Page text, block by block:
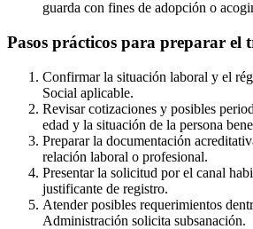
guarda con fines de adopción o
Pasos prácticos para preparar el
Confirmar la situación laboral y el
Social aplicable.
Revisar cotizaciones y posibles
edad y la situación de la persona
Preparar la documentación
relación laboral o profesional.
Presentar la solicitud por el canal
justificante de registro.
Atender posibles requerimientos
Administración solicita subsanación.